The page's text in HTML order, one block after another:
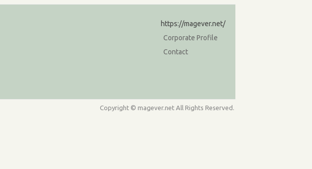
https://magever.net/
Corporate Profile
Contact
Copyright © magever.net All Rights Reserved.